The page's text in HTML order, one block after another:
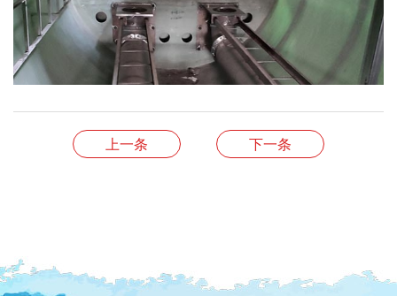
上一条 下一条